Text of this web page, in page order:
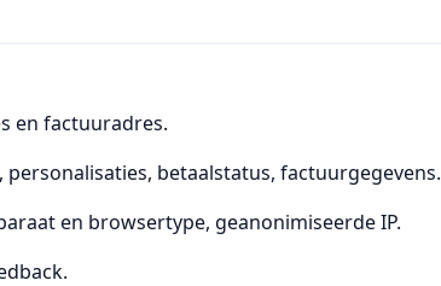
en factuuradres.
betaalstatus, factuurgegevens.
en browsertype, geanonimiseerde IP.